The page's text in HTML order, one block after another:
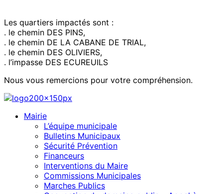
Les quartiers impactés sont :
. le chemin DES PINS,
. le chemin DE LA CABANE DE TRIAL,
. le chemin DES OLIVIERS,
. l’impasse DES ECUREUILS
Nous vous remercions pour votre compréhension.
Mairie
L’équipe municipale
Bulletins Municipaux
Sécurité Prévention
Financeurs
Interventions du Maire
Commissions Municipales
Marches Publics